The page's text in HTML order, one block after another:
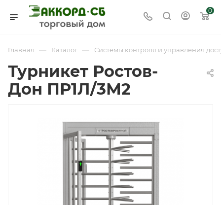
0
Главная — Каталог — Системы контроля и управления
Турникет Ростов-
Дон ПР1Л/3М2